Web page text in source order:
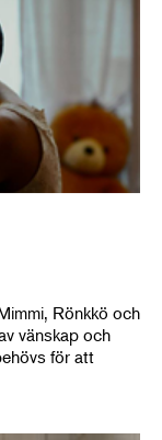
Rönkkö och
vänskap och
för att